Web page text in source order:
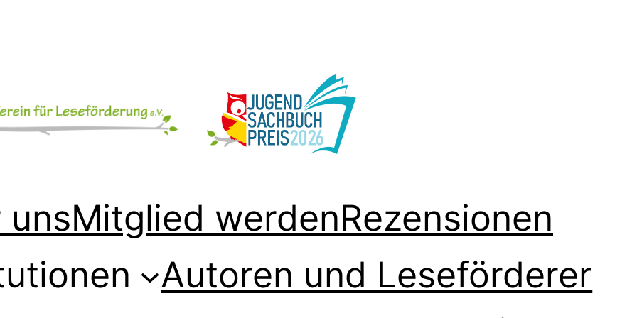
unsMitglied werdenRezensionen
Autoren und Leseförderer